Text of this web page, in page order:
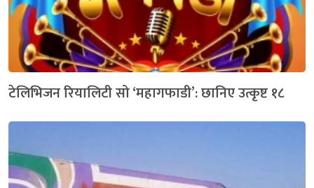
टेलिभिजन रियालिटी सो ‘महागफाडी’: छानिए उत्कृष्ट १८